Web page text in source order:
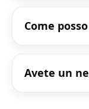
Come
Avete un